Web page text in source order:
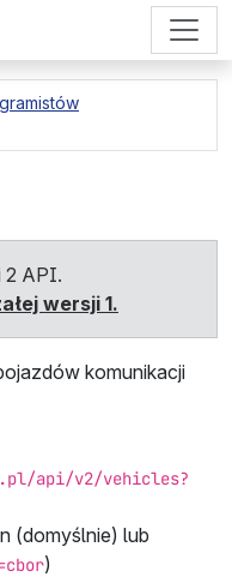
2 API.
wersji 1.
komunikacji
api/v2/vehicles?
(domyślnie) lub
)